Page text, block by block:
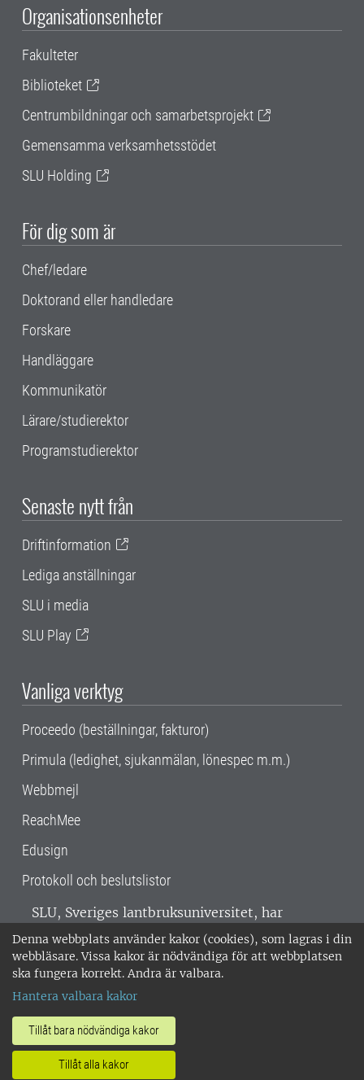
Denna webbplats använder kakor (cookies), som lagras i din
webbläsare. Vissa kakor är nödvändiga för att webbplatsen
ska fungera korrekt. Andra är valbara.
Hantera valbara kakor
Tillåt bara nödvändiga kakor
Tillåt alla kakor
Organisationsenheter
Fakulteter
Biblioteket
Centrumbildningar och samarbetsprojekt
Gemensamma verksamhetsstödet
SLU Holding
För dig som är
Chef/ledare
Doktorand eller handledare
Forskare
Handläggare
Kommunikatör
Lärare/studierektor
Programstudierektor
Senaste nytt från
Driftinformation
Lediga anställningar
SLU i media
SLU Play
Vanliga verktyg
Proceedo (beställningar, fakturor)
Primula (ledighet, sjukanmälan, lönespec m.m.)
Webbmejl
ReachMee
Edusign
Protokoll och beslutslistor
SLU, Sveriges lantbruksuniversitet, har
verksamhet över hela Sverige. Huvudorter är
Alnarp, Uppsala och Umeå.SLU är
miljöcertifierat enligt ISO 14001. •
018-67 10 00 • Org nr: 202100-2817 •
Om SLU:s webbplatser
•Hantera kakor•Behandling av
personuppgifter